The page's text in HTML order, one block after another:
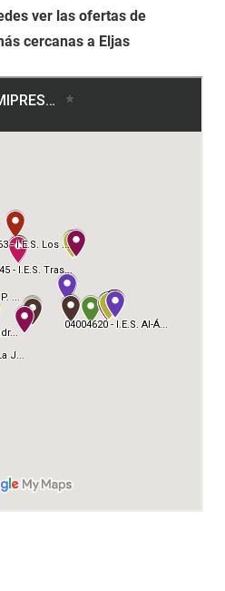
ver las ofertas de
cercanas a Eljas